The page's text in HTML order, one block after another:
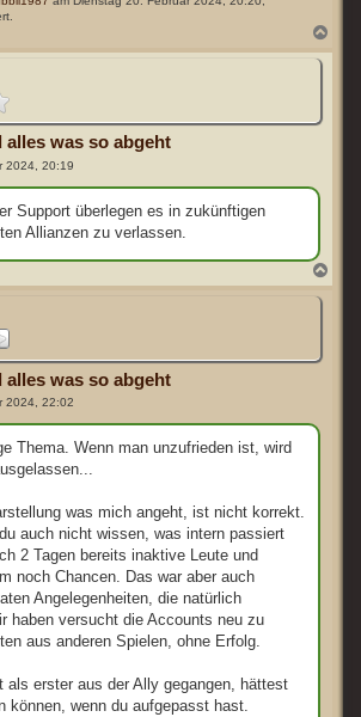
alles was so abgeht
2024, 20:19
Support überlegen es in zukünftigen
Allianzen zu verlassen.
a
alles was so abgeht
2024, 22:02
Thema. Wenn man unzufrieden ist, wird
was mich angeht, ist nicht korrekt.
auch nicht wissen, was intern passiert
2 Tagen bereits inaktive Leute und
noch Chancen. Das war aber auch
Angelegenheiten, die natürlich
haben versucht die Accounts neu zu
aus anderen Spielen, ohne Erfolg.
als erster aus der Ally gegangen, hättest
können, wenn du aufgepasst hast.